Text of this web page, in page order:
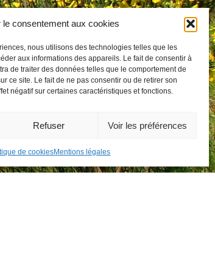
le consentement aux cookies
nous utilisons des technologies telles que les
aux informations des appareils. Le fait de consentir à
de traiter des données telles que le comportement de
ce site. Le fait de ne pas consentir ou de retirer son
négatif sur certaines caractéristiques et fonctions.
Refuser Voir les préférences
de cookiesMentions légales